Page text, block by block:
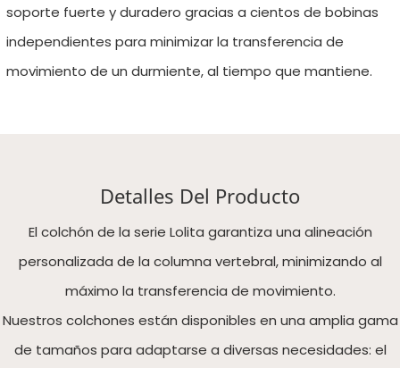
soporte fuerte y duradero gracias a cientos de bobinas
independientes para minimizar la transferencia de
movimiento de un durmiente, al tiempo que mantiene.
Detalles Del Producto
El colchón de la serie Lolita garantiza una alineación
personalizada de la columna vertebral, minimizando al
máximo la transferencia de movimiento.
Nuestros colchones están disponibles en una amplia gama
de tamaños para adaptarse a diversas necesidades: el